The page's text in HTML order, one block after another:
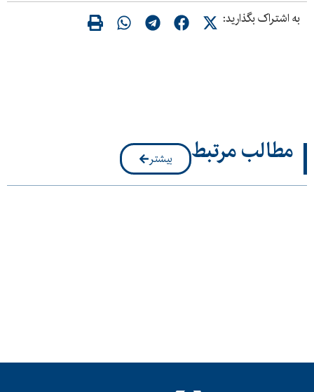
به اشتراک بگذارید:
مطالب مرتبط بیشتر